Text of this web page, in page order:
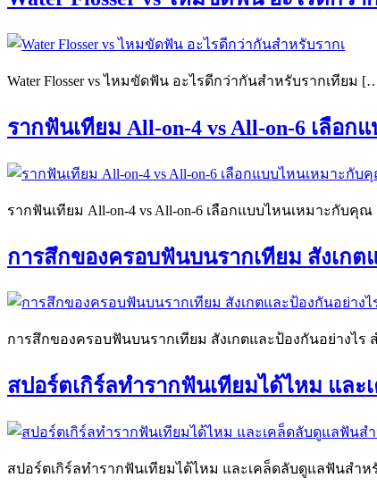
Water Flosser vs ไหมขัดฟัน อะไรดีกว่ากันสำหรับรากเทียม
รากฟันเทียม All-on-4 vs All-on-6 เลือ
รากฟันเทียม All-on-4 vs All-on-6 เลือกแบบไหนเหมาะกับคุ
การสึกของครอบฟันบนรากเทียม สังเกต
การสึกของครอบฟันบนรากเทียม สังเกตและป้องกันอย่างไร
สปอร์ตเกิร์ลทำรากฟันเทียมได้ไหม แล
สปอร์ตเกิร์ลทำรากฟันเทียมได้ไหม และเคล็ดลับดูแลฟันสำ